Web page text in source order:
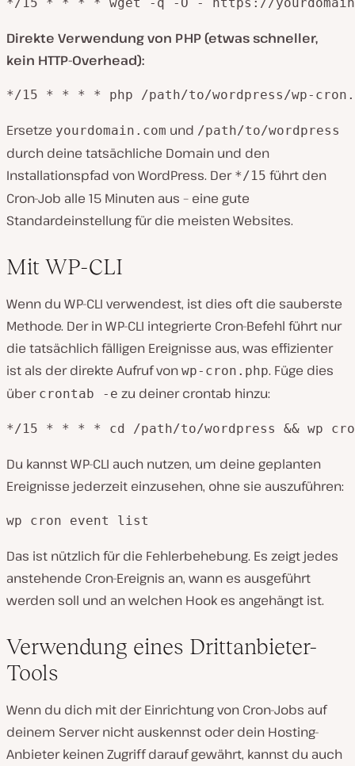
Direkte Verwendung von PHP (etwas schneller,
kein HTTP-Overhead):
*/15 * * * * php /path/to/wordpress/wp-
Ersetze yourdomain.com und /path/to/wordpress
durch deine tatsächliche Domain und den
Installationspfad von WordPress. Der */15 führt den
Cron-Job alle 15 Minuten aus – eine gute
Standardeinstellung für die meisten Websites.
Mit WP-CLI
Wenn du WP-CLI verwendest, ist dies oft die sauberste
Methode. Der in WP-CLI integrierte Cron-Befehl führt nur
die tatsächlich fälligen Ereignisse aus, was effizienter
ist als der direkte Aufruf von wp-cron.php. Füge dies
über crontab -e zu deiner crontab hinzu:
*/15 * * * * cd /path/to/wordpress && wp
Du kannst WP-CLI auch nutzen, um deine geplanten
Ereignisse jederzeit einzusehen, ohne sie auszuführen:
wp cron event list
Das ist nützlich für die Fehlerbehebung. Es zeigt jedes
anstehende Cron-Ereignis an, wann es ausgeführt
werden soll und an welchen Hook es angehängt ist.
Verwendung eines Drittanbieter-
Tools
Wenn du dich mit der Einrichtung von Cron-Jobs auf
deinem Server nicht auskennst oder dein Hosting-
Anbieter keinen Zugriff darauf gewährt, kannst du auch